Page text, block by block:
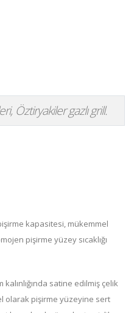
Öztiryakiler gazlı grill.
kapasitesi, mükemmel
pişirme yüzey sıcaklığı
satine edilmiş çelik
olarak pişirme yüzeyine sert